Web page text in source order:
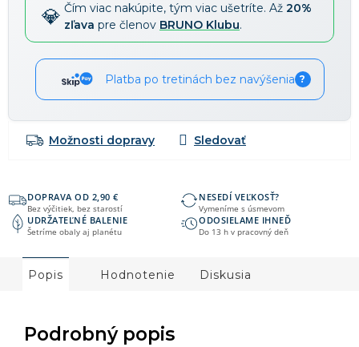
Čím viac nakúpite, tým viac ušetríte. Až 20%
zľava pre členov BRUNO Klubu.
Platba po tretinách bez navýšenia ?
Možnosti dopravy
DOPRAVA OD 2,90 €
Bez výčitiek, bez starostí
NESEDÍ VEĽKOSŤ?
Vymeníme s úsmevom
UDRŽATEĽNÉ BALENIE
Šetríme obaly aj planétu
ODOSIELAME IHNEĎ
Do 13 h v pracovný deň
Popis Hodnotenie Diskusia
Podrobný popis